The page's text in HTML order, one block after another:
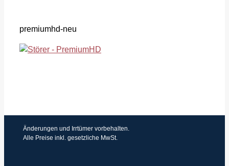
premiumhd-neu
Änderungen und Irrtümer vorbehalten.
Alle Preise inkl. gesetzliche MwSt.